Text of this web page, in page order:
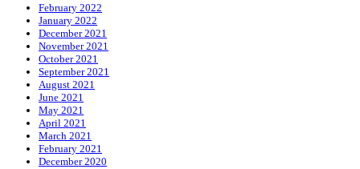
February 2022
January 2022
December 2021
November 2021
October 2021
September 2021
August 2021
June 2021
May 2021
April 2021
March 2021
February 2021
December 2020